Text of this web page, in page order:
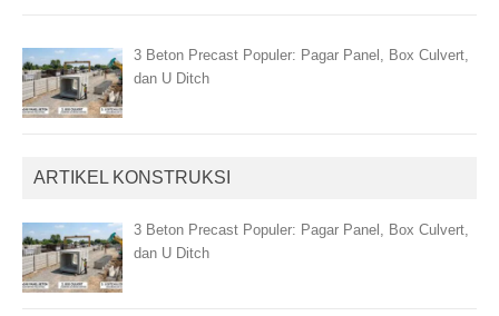
3 Beton Precast Populer: Pagar Panel, Box Culvert,
dan U Ditch
ARTIKEL KONSTRUKSI
3 Beton Precast Populer: Pagar Panel, Box Culvert,
dan U Ditch